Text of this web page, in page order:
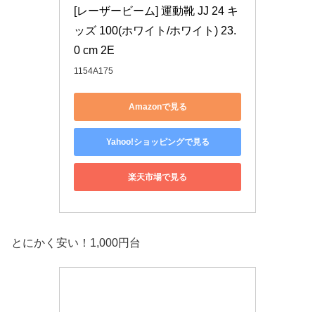
[レーザービーム] 運動靴 JJ 24 キ
ッズ 100(ホワイト/ホワイト) 23.
0 cm 2E
1154A175
Amazonで見る
Yahoo!ショッピングで見る
楽天市場で見る
とにかく安い！1,000円台